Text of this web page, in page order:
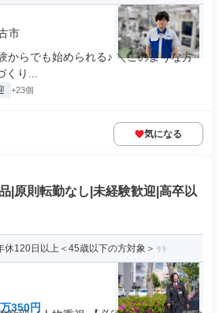
市
からでも始められる♪ ＼このような方
り...
+23個
気になる
|原則転勤なし|未経験歓迎|高卒以
120日以上＜45歳以下の方対象＞
350円